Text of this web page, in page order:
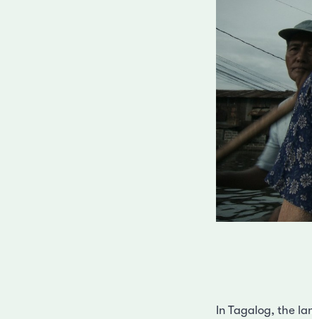
In Tagalog, the